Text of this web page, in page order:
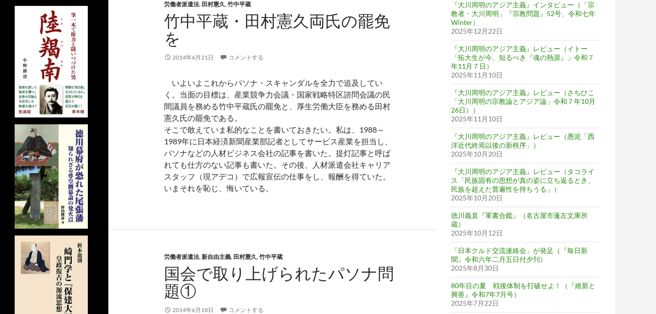
労働者派遣法, 田村憲久,竹中平蔵
竹中平蔵・田村憲久両氏の罷免
を
2014年6月21日 コメントする
いよいよこれからパソナ・スキャンダルを全力で追及してい
く。当面の目標は、産業競争力会議・国家戦略特区諮問会議の民
間議員を務める竹中平蔵氏の罷免と、厚生労働大臣を務める田村
憲久氏の罷免である。
そこで敢えていま私的なことを書いておきたい。私は、1988～
1989年に日本経済新聞産業部記者としてサービス産業を担当し、
パソナなどの人材ビジネス会社の記事を書いた。提灯記事と呼ば
れても仕方のない記事も書いた。その後、人材派遣会社キャリア
スタッフ（現アデコ）で広報宣伝の仕事をし、報酬を得ていた。
いまそれを恥じ、悔いている。
労働者派遣法,新自由主義, 田村憲久,竹中平蔵
国会で取り上げられたパソナ問
題①
2014年6月18日 コメントする
『大川周明のアジア主義』インタビュー（「宗
教者・大川周明」『宗教問題』52号、令和七年
Winter）
2025年12月22日
『大川周明のアジア主義』レビュー（イトー
「拓大生が今、知るべき『魂の熱源』」令和７
年11月７日）
2025年11月10日
『大川周明のアジア主義』レビュー（さちひこ
「大川周明の宗教論とアジア論」令和７年10月
26日））
2025年11月10日
『大川周明のアジア主義』レビュー（愚泥「西
洋近代終焉以後の新秩序」）
2025年10月20日
『大川周明のアジア主義』レビュー（タコライ
ス「民族固有の思想が真の姿に立ち返るとき、
民族を超えた普遍性を持ちうる」）
2025年10月20日
徳川義直『軍書合鑑』（名古屋市蓬左文庫所
蔵）
2025年10月12日
「日本クルド交流連絡会」が発足（『毎日新
聞』令和六年二月五日付夕刊）
2025年8月30日
80年目の夏 戦後体制を打破せよ！（『維新と
興亜』令和7年7月号）
2025年7月22日